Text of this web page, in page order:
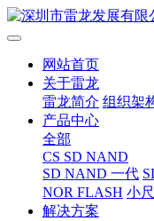
网站首页
关于雷龙
雷龙简介 组织架
产品中心
全部
CS SD NAND
SD NAND 一代
NOR FLASH 小
解决方案